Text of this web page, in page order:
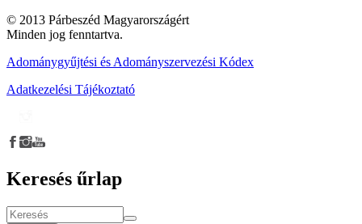
© 2013 Párbeszéd Magyarországért
Minden jog fenntartva.
Adománygyűjtési és Adományszervezési Kódex
Adatkezelési Tájékoztató
Keresés űrlap